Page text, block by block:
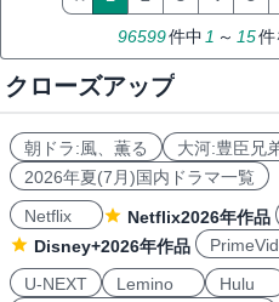
96599件中 1 ～ 15件
クローズアップ
朝ドラ:風、薫る 大河:豊臣兄
2026年夏(7月)国内ドラマ一覧
Netflix
Netflix2026年作品
Disney+2026年作品
U-NEXT
Lemino Hulu